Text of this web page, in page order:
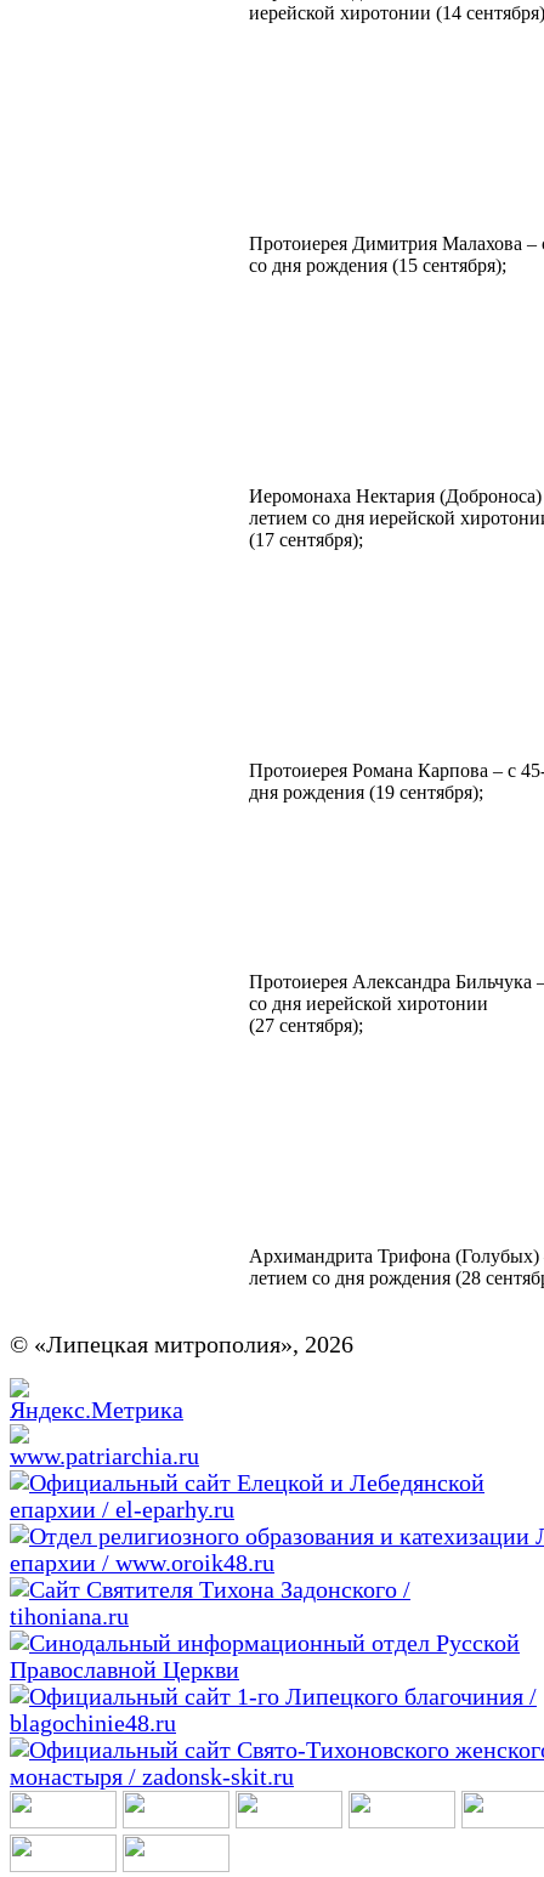
иерейской хиротонии (14
Протоиерея Димитрия Малахова –
со дня рождения (15 сентября);
Иеромонаха Нектария (Доброноса)
летием со дня иерейской
(17 сентября);
Протоиерея Романа Карпова – с
дня рождения (19 сентября);
Протоиерея Александра Бильчука
со дня иерейской хиротонии
(27 сентября);
Архимандрита Трифона (Голубых)
летием со дня рождения (28
© «Липецкая митрополия», 2026